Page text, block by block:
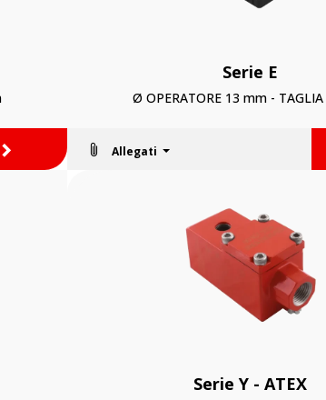
>
Serie E
Ø OPERATORE 13 mm -
Allegati
Serie Y - ATEX